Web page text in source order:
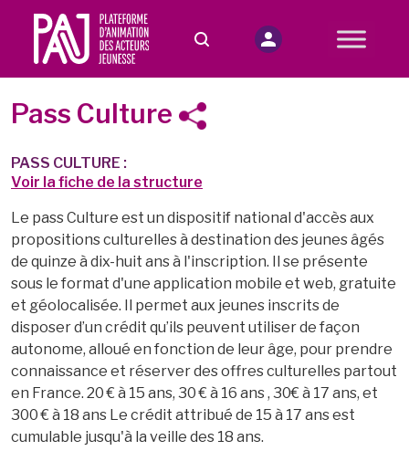
Pass Culture
PASS CULTURE :
Voir la fiche de la structure
Le pass Culture est un dispositif national d'accès aux
propositions culturelles à destination des jeunes âgés
de quinze à dix-huit ans à l'inscription. Il se présente
sous le format d'une application mobile et web, gratuite
et géolocalisée. Il permet aux jeunes inscrits de
disposer d’un crédit qu’ils peuvent utiliser de façon
autonome, alloué en fonction de leur âge, pour prendre
connaissance et réserver des offres culturelles partout
en France. 20 € à 15 ans, 30 € à 16 ans , 30€ à 17 ans, et
300 € à 18 ans Le crédit attribué de 15 à 17 ans est
cumulable jusqu'à la veille des 18 ans.